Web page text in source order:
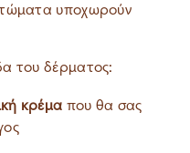
υποχωρούν
του δέρματος:
κρέμα που θα σας